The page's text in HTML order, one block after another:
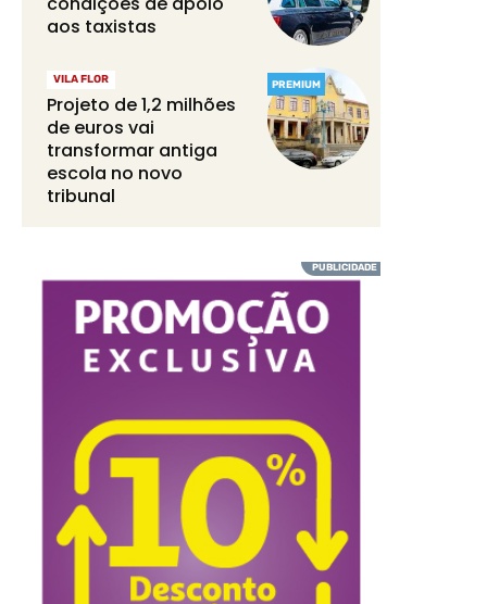
aos taxistas
PREMIUM
VILA FLOR
Projeto de 1,2 milhões
de euros vai
transformar antiga
escola no novo
tribunal